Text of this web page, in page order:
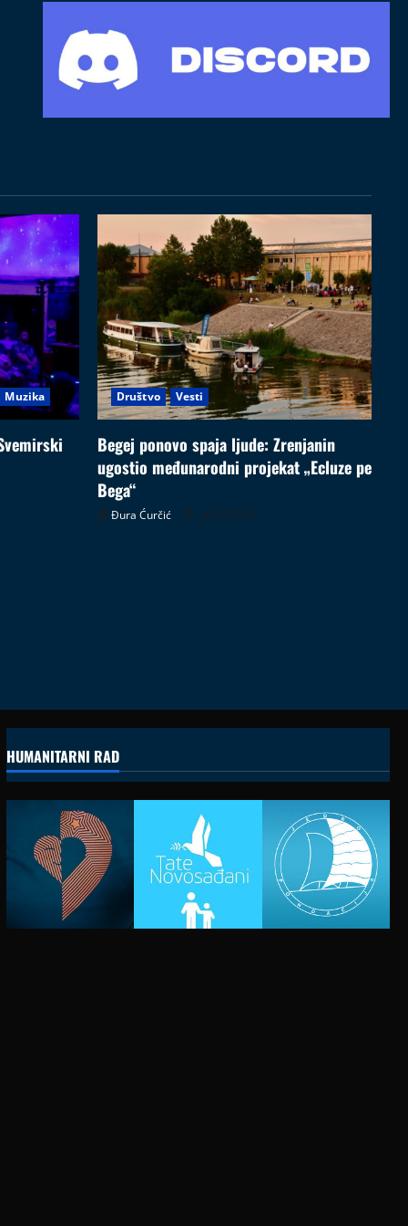
Muzika Društvo Vesti
Begej ponovo spaja ljude: Zrenjanin
ugostio međunarodni projekat „Ecluze pe
Bega“
Đura Ćurčić 26.07.2026
HUMANITARNI RAD